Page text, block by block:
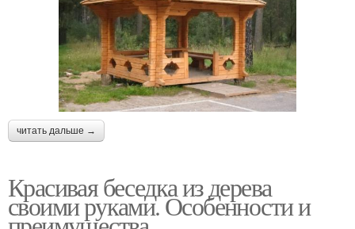
читать дальше →
Красивая беседка из дерева
своими руками. Особенности и